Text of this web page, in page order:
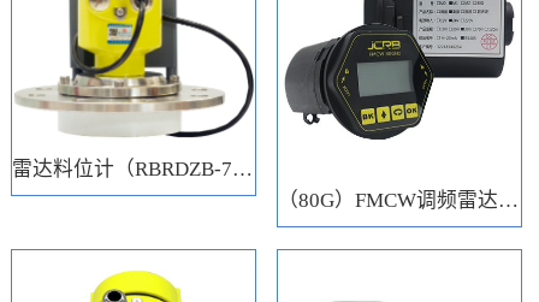
雷达料位计（RBRDZB-71-6-C）
（80G）FMCW调频雷达电子模块